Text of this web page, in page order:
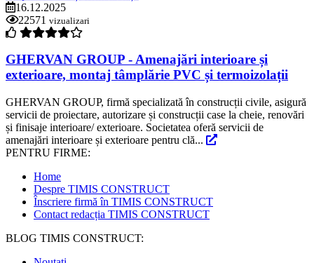
16.12.2025
22571 vizualizari
GHERVAN GROUP - Amenajări interioare și
exterioare, montaj tâmplărie PVC și termoizolații
GHERVAN GROUP, firmă specializată în construcții civile, asigură
servicii de proiectare, autorizare și construcții case la cheie, renovări
și finisaje interioare/ exterioare. Societatea oferă servicii de
amenajări interioare și exterioare pentru clă...
PENTRU FIRME:
Home
Despre TIMIS CONSTRUCT
Înscriere firmă în TIMIS CONSTRUCT
Contact redacția TIMIS CONSTRUCT
BLOG TIMIS CONSTRUCT: